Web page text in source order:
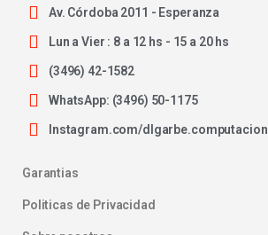
Av. Córdoba 2011 - Esperanza
Lun a Vier : 8 a 12 hs - 15 a 20 hs
(3496) 42-1582
WhatsApp: (3496) 50-1175
Instagram.com/dlgarbe.computacion
Garantias
Politicas de Privacidad